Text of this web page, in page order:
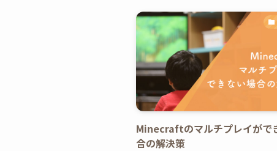
Minecraftのマルチプレイがで
合の解決策